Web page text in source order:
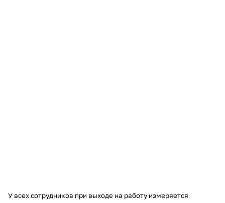
У всех сотрудников при выходе на работу измеряется